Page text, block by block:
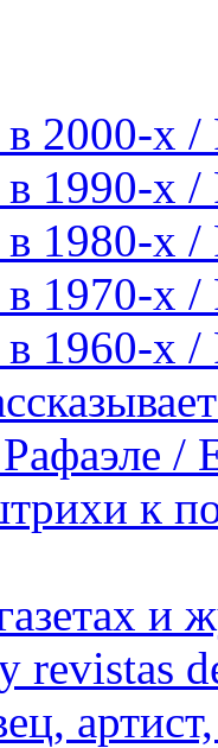
2000-х /
1990-х /
1980-х /
1970-х /
1960-х /
/
к
и
revistas